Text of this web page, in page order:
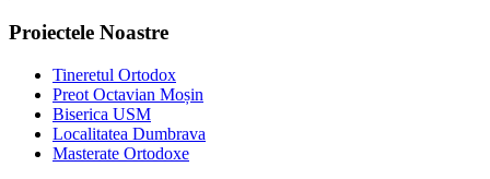
Proiectele Noastre
Tineretul Ortodox
Preot Octavian Moșin
Biserica USM
Localitatea Dumbrava
Masterate Ortodoxe